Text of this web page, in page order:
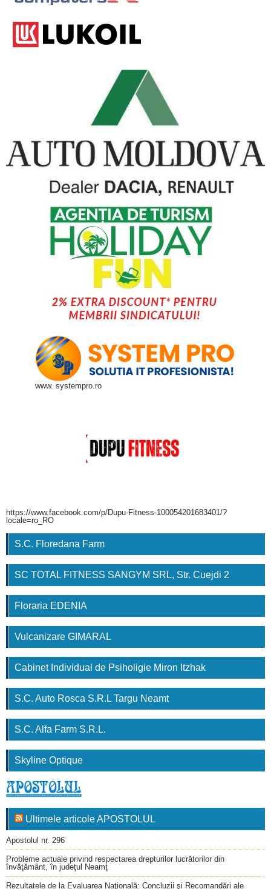
www. systempro.ro
https://www.facebook.com/p/Dupu-Fitness-100054201683401/?
locale=ro_RO
S.C. Floredana Farm
SC TOTAL FITNESS SANGYM SRL, Str. Cuejdi 2
Floraria EDENIA
Vulcanizare GIMARAL
Cabinet Individual de Psiholigie Miron Itzhak
S.C. Auto Rosca S.R.L Targu Neamt
S.C. Alfa Farm S.R.L.
Skyline Optique
Ultimele articole APOSTOLUL
Apostolul nr. 296
Probleme actuale privind respectarea drepturilor lucrătorilor din
învăţământ, în judeţul Neamţ
Rezultatele de la Evaluarea Naţională: Concluzii şi Recomandări ale